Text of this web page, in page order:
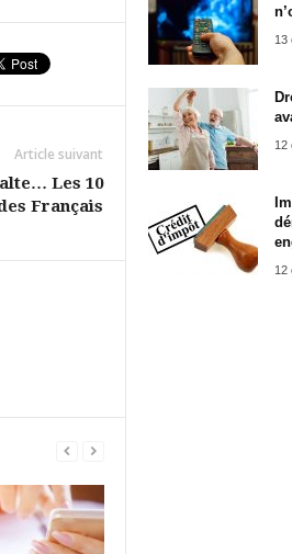
Article suivant
Les 10
Français
13
12
12